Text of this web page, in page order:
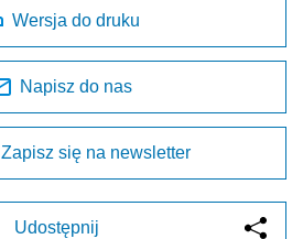
Wersja do druku
Napisz do nas
Zapisz się na newsletter
Udostępnij